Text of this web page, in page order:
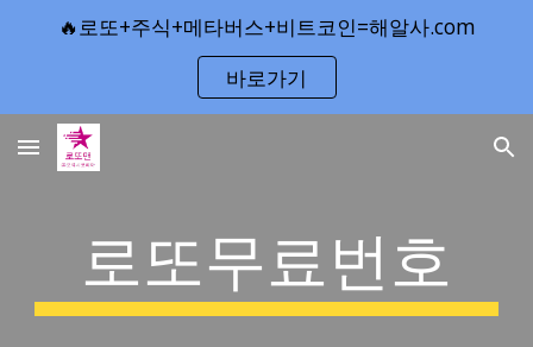
Skip to main content Skip to navigation
🔥로또+주식+메타버스+비트코인=해알사.com
바로가기
로또무료번호